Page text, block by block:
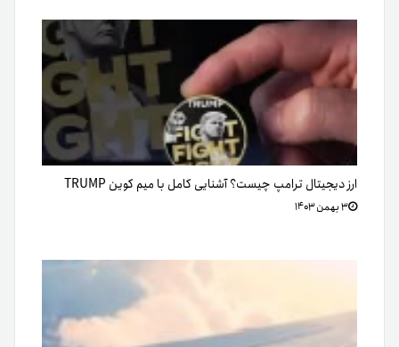
ارز دیجیتال ترامپ چیست؟ آشنایی کامل با میم کوین TRUMP
۳ بهمن ۱۴۰۳